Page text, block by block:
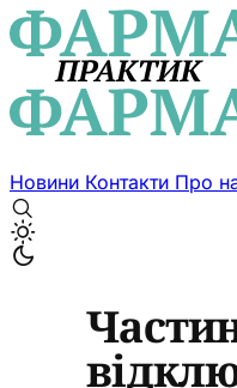
Новини Контакти Про